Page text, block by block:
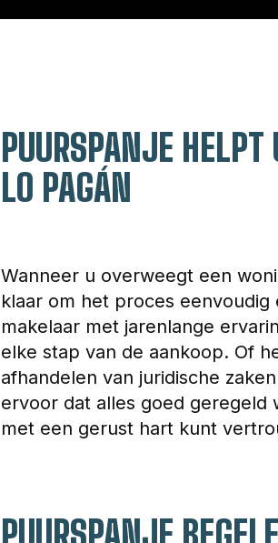
PUURSPANJE
LO PAGÁN
Wanneer u overweegt een
klaar om het proces
makelaar met jarenlange
elke stap van de aankoop. Of
afhandelen van juridische
ervoor dat alles goed geregeld
met een gerust hart kunt